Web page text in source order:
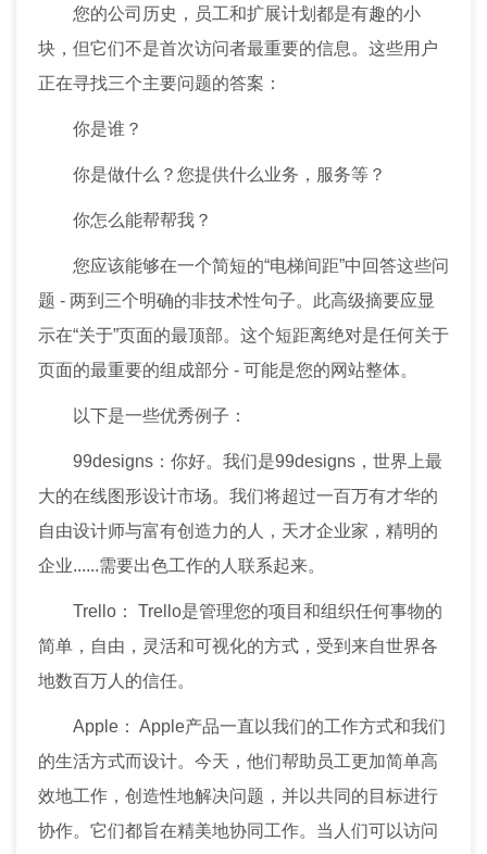
您的公司历史，员工和扩展计划都是有趣的小
块，但它们不是首次访问者最重要的信息。这些用户
正在寻找三个主要问题的答案：
你是谁？
你是做什么？您提供什么业务，服务等？
你怎么能帮帮我？
您应该能够在一个简短的“电梯间距”中回答这些问
题 - 两到三个明确的非技术性句子。此高级摘要应显
示在“关于”页面的最顶部。这个短距离绝对是任何关于
页面的最重要的组成部分 - 可能是您的网站整体。
以下是一些优秀例子：
99designs：你好。我们是99designs，世界上最
大的在线图形设计市场。我们将超过一百万有才华的
自由设计师与富有创造力的人，天才企业家，精明的
企业......需要出色工作的人联系起来。
Trello： Trello是管理您的项目和组织任何事物的
简单，自由，灵活和可视化的方式，受到来自世界各
地数百万人的信任。
Apple： Apple产品一直以我们的工作方式和我们
的生活方式而设计。今天，他们帮助员工更加简单高
效地工作，创造性地解决问题，并以共同的目标进行
协作。它们都旨在精美地协同工作。当人们可以访问